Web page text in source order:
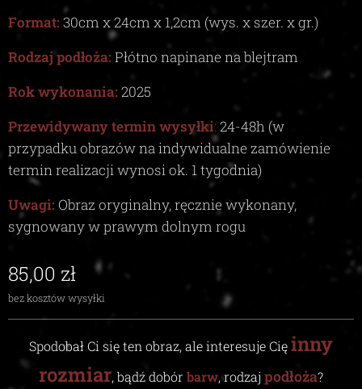
Format: 30cm x 24cm x1,2cm (wys. x szer. x gr.)
Rodzaj podłoża: Płótno napinane na blejtram
Rok wykonania: 2025
Przewidywany termin wysyłki:24-48h (w
przypadku obrazów na indywidualne zamówienie
termin realizacji wynosi ok. 1tygodnia)
Uwagi: Obraz oryginalny, ręcznie wykonany,
sygnowany w prawym dolnym rogu
85,00 zł
bez kosztów wysyłki
Spodobał Ci się ten obraz, ale interesuje Cięinny
rozmiar, bądź dobór barw, rodzaj podłoża?